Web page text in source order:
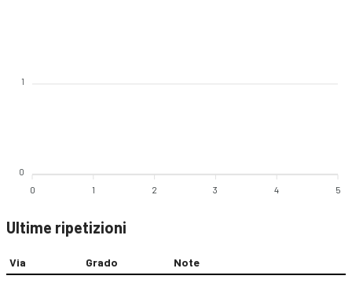
1
0
0 1 2 3 4 5
Ultime ripetizioni
Via Grado
Note